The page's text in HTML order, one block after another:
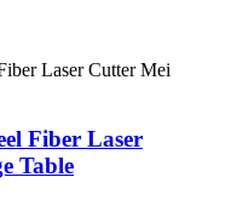
Fiber Laser
Table